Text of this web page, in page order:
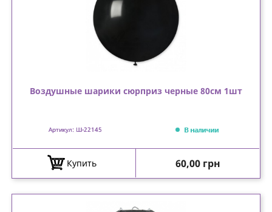
Воздушные шарики сюрприз черные 80см 1шт
Артикул: Ш-22145 В наличии
Купить Цена
60,00 грн